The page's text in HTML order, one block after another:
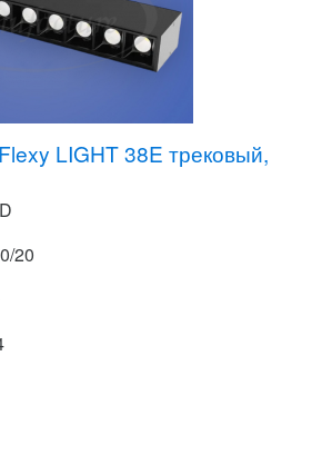
LIGHT 38E трековый,
20